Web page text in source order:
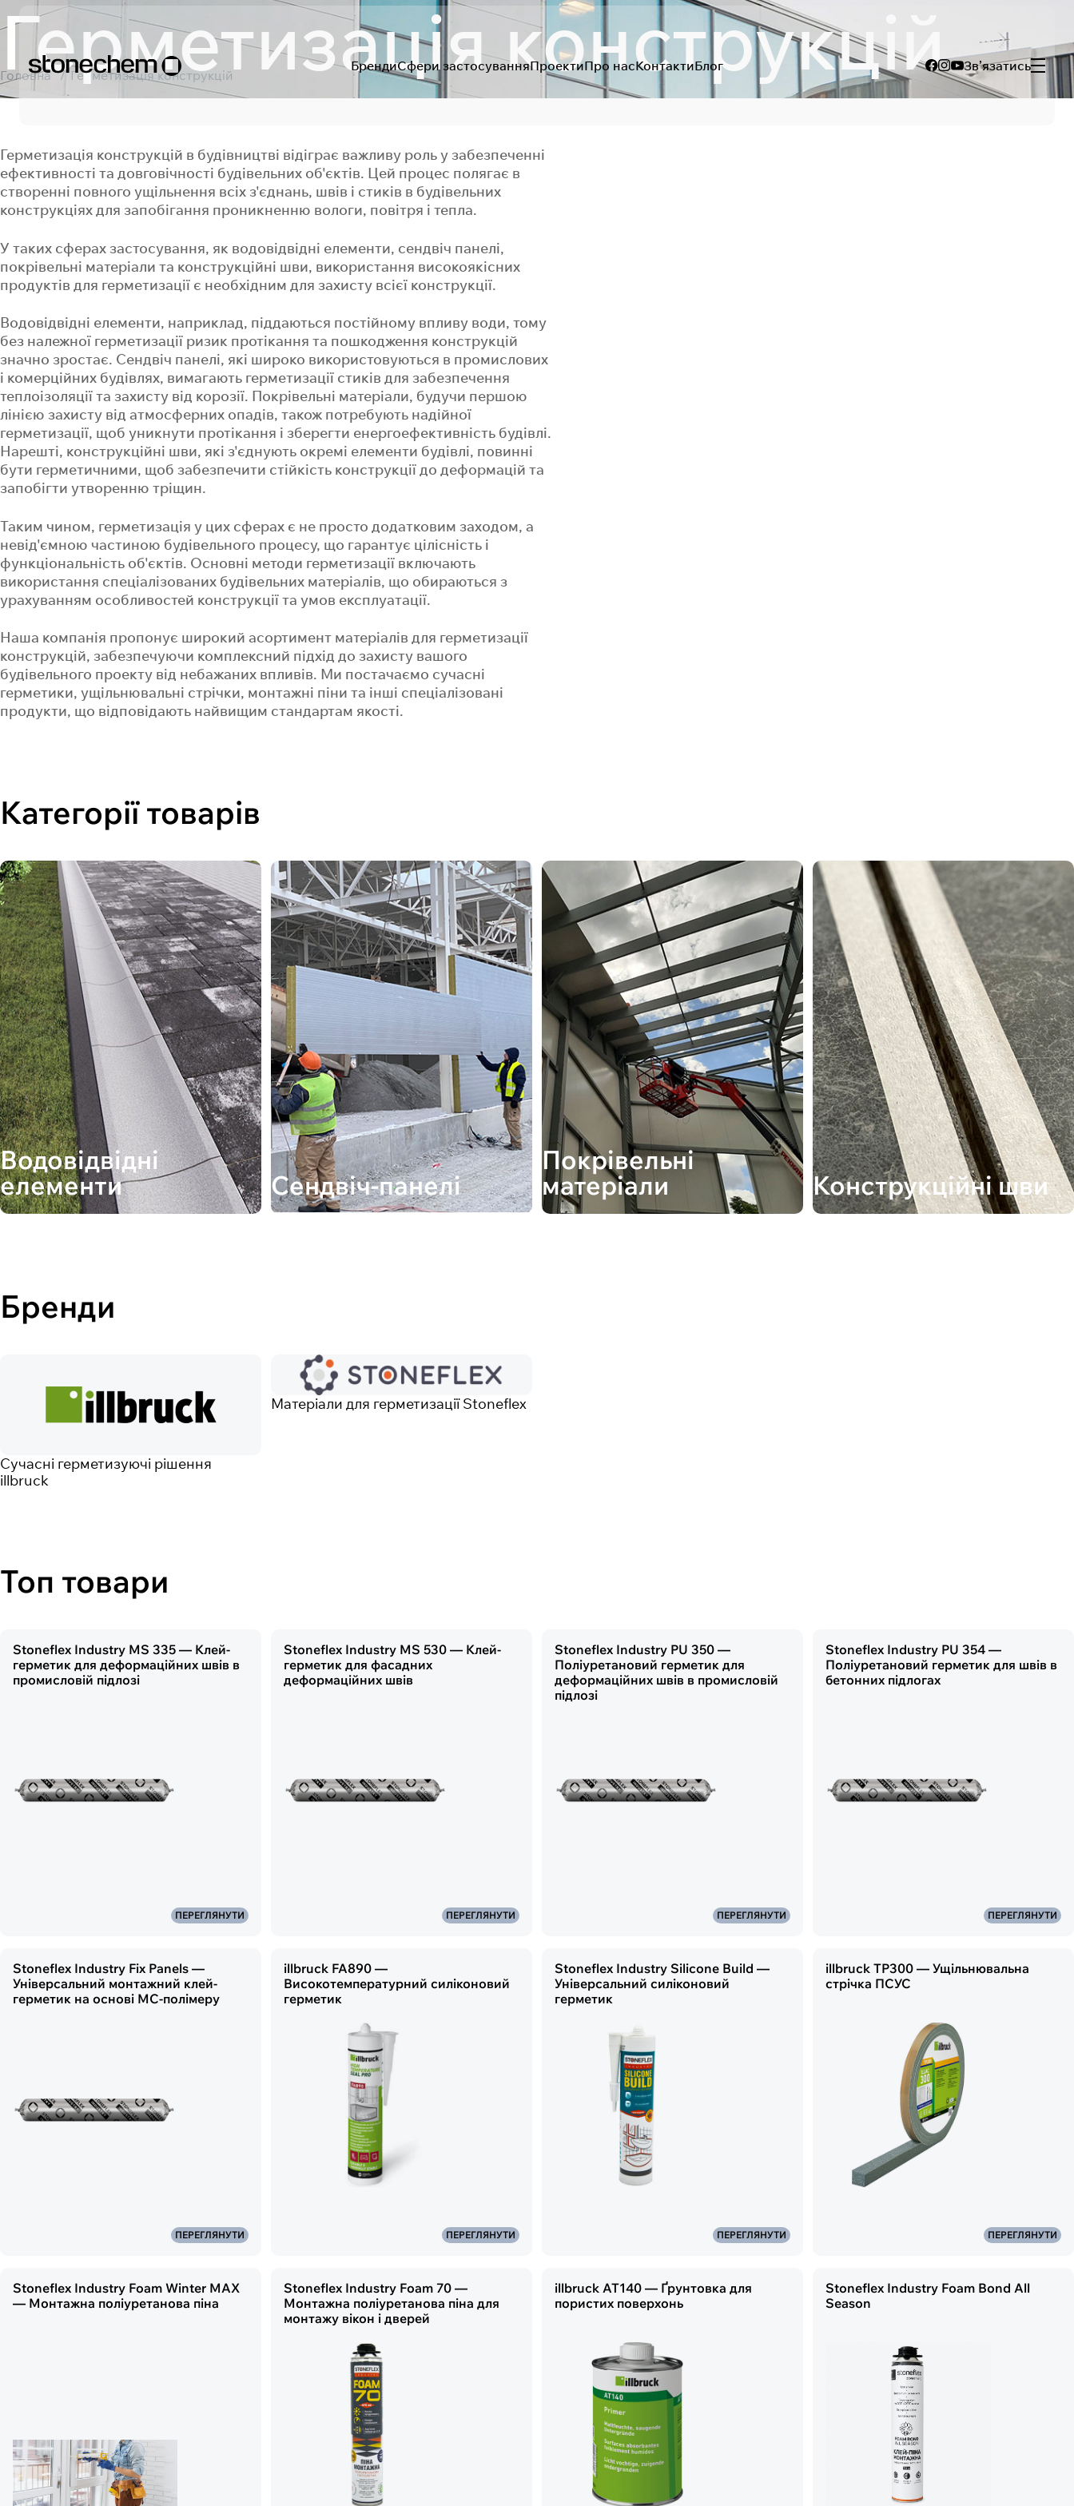
БрендиСфери застосуванняПроектиПро насКонтактиБлог Зв’язатись
Головна Герметизація конструкцій
Герметизація конструкцій
Герметизація конструкцій в будівництві відіграє важливу роль у забезпеченні
ефективності та довговічності будівельних об'єктів. Цей процес полягає в
створенні повного ущільнення всіх з'єднань, швів і стиків в будівельних
конструкціях для запобігання проникненню вологи, повітря і тепла.
У таких сферах застосування, як водовідвідні елементи, сендвіч панелі,
покрівельні матеріали та конструкційні шви, використання високоякісних
продуктів для герметизації є необхідним для захисту всієї конструкції.
Водовідвідні елементи, наприклад, піддаються постійному впливу води, тому
без належної герметизації ризик протікання та пошкодження конструкцій
значно зростає. Сендвіч панелі, які широко використовуються в промислових
і комерційних будівлях, вимагають герметизації стиків для забезпечення
теплоізоляції та захисту від корозії. Покрівельні матеріали, будучи першою
лінією захисту від атмосферних опадів, також потребують надійної
герметизації, щоб уникнути протікання і зберегти енергоефективність будівлі.
Нарешті, конструкційні шви, які з'єднують окремі елементи будівлі, повинні
бути герметичними, щоб забезпечити стійкість конструкції до деформацій та
запобігти утворенню тріщин.
Таким чином, герметизація у цих сферах є не просто додатковим заходом, а
невід'ємною частиною будівельного процесу, що гарантує цілісність і
функціональність об'єктів. Основні методи герметизації включають
використання спеціалізованих будівельних матеріалів, що обираються з
урахуванням особливостей конструкції та умов експлуатації.
Наша компанія пропонує широкий асортимент матеріалів для герметизації
конструкцій, забезпечуючи комплексний підхід до захисту вашого
будівельного проекту від небажаних впливів. Ми постачаємо сучасні
герметики, ущільнювальні стрічки, монтажні піни та інші спеціалізовані
продукти, що відповідають найвищим стандартам якості.
Категорії товарів
Водовідвідні
елементи
Сендвіч-панелі
Покрівельні
матеріали
Конструкційні шви
Бренди
Сучасні герметизуючі рішення
illbruck
Матеріали для герметизації Stoneflex
Топ товари
Stoneflex Industry MS 335 — Клей-
герметик для деформаційних швів в
промисловій підлозі
ПЕРЕГЛЯНУТИ
Stoneflex Industry MS 530 — Клей-
герметик для фасадних
деформаційних швів
ПЕРЕГЛЯНУТИ
Stoneflex Industry PU 350 —
Поліуретановий герметик для
деформаційних швів в промисловій
підлозі
ПЕРЕГЛЯНУТИ
Stoneflex Industry PU 354 —
Поліуретановий герметик для швів в
бетонних підлогах
ПЕРЕГЛЯНУТИ
Stoneflex Industry Fix Panels —
Універсальний монтажний клей-
герметик на основі МС-полімеру
ПЕРЕГЛЯНУТИ
illbruck FA890 —
Високотемпературний силіконовий
герметик
ПЕРЕГЛЯНУТИ
Stoneflex Industry Silicone Build —
Універсальний силіконовий
герметик
ПЕРЕГЛЯНУТИ
illbruck TP300 — Ущільнювальна
стрічка ПСУС
ПЕРЕГЛЯНУТИ
Stoneflex Industry Foam Winter MAX
— Монтажна поліуретанова піна
Stoneflex Industry Foam 70 —
Монтажна поліуретанова піна для
монтажу вікон і дверей
illbruck AT140 — Ґрунтовка для
пористих поверхонь
Stoneflex Industry Foam Bond All
Season
Заявка прийнята
Найближчим часом наш менеджер зв’яжеться з вами за телефоном
+380 92 923 94 92та на надасть всю необхідну інформацію.
ПОВЕРНУТИСЬ
Ви підписались на оновлення!
Найближчим часом наш менеджер зв’яжеться з вами за телефоном
+380 92 923 94 92та на надасть всю необхідну інформацію.
ПОВЕРНУТИСЬ
Вашу пошту успішно додано до
розсилки.
ПОВЕРНУТИСЬ